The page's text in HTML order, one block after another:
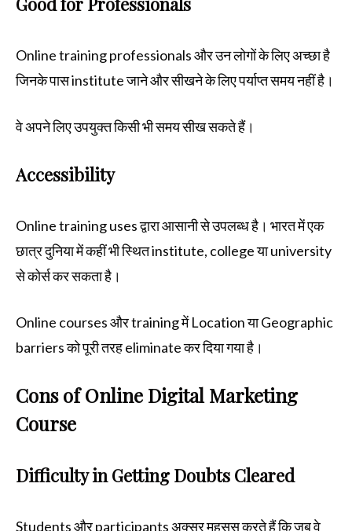
Online training professionals और उन लोगों के लिए अच्छा है
जिनके पास institute जाने और सीखने के लिए पर्याप्त समय नहीं है।
वे अपने लिए उपयुक्त किसी भी समय सीख सकते हैं।
Accessibility
Online training uses द्वारा आसानी से उपलब्ध है। भारत में एक
छात्र दुनिया में कहीं भी स्थित institute, college या university
से कोर्स कर सकता है।
Online courses और training में Location या Geographic
barriers को पूरी तरह eliminate कर दिया गया है।
Cons of Online Digital Marketing
Course
Difficulty in Getting Doubts Cleared
Students और participants अक्सर महसूस करते हैं कि जब वे